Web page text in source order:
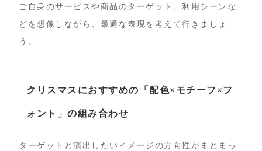
ご自身のサービスや商品のターゲット、利用シーンな
どを想像しながら、最適な表現を考えて行きましょ
う。
クリスマスにおすすめの「配色×モチーフ×フ
ォント」の組み合わせ
ターゲットと演出したいイメージの方向性がまとまっ